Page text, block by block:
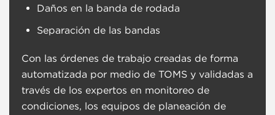
Daños en la banda de rodada
Separación de las bandas
Con las órdenes de trabajo creadas de forma
automatizada por medio de TOMS y validadas a
través de los expertos en monitoreo de
condiciones, los equipos de planeación de